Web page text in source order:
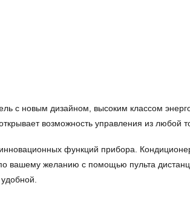
с новым дизайном, высоким классом
возможность управления из любой
функций прибора.
вашему желанию с помощью пульта